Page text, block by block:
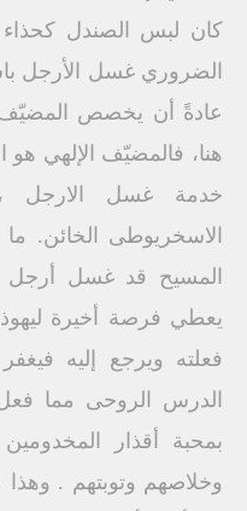
كان لبس الصندل
الضروري غسل الأرجل
عادةً أن يخصص المضيّف
هنا، فالمضيّف الإلهي هو
خدمة غسل الارجل
الاسخريوطى الخائن.
المسيح قد غسل أرجل
يعطي فرصة أخيرة
فعلته ويرجع إليه
الدرس الروحى مما
بمحبة أقذار
وخلاصهم وتوبتهم .